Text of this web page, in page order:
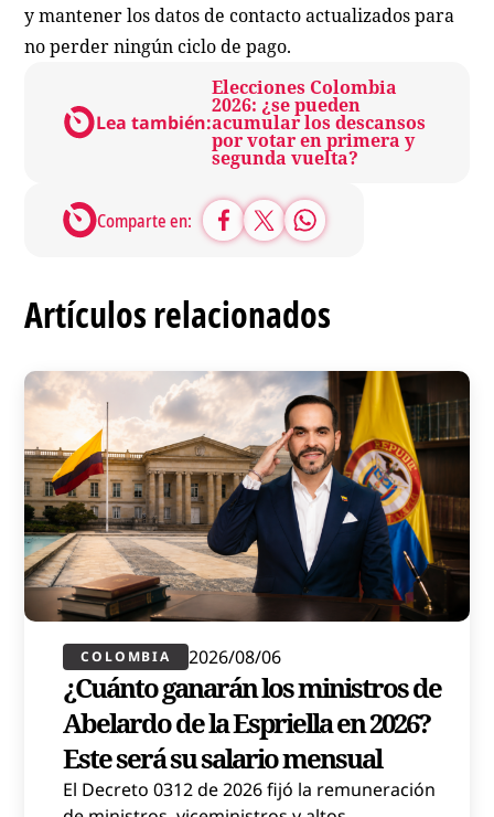
y mantener los datos de contacto actualizados para
no perder ningún ciclo de pago.
Lea también:
Elecciones Colombia
2026: ¿se pueden
acumular los descansos
por votar en primera y
segunda vuelta?
Comparte en:
Artículos relacionados
COLOMBIA 2026/08/06
¿Cuánto ganarán los ministros de
Abelardo de la Espriella en 2026?
Este será su salario mensual
El Decreto 0312 de 2026 fijó la remuneración